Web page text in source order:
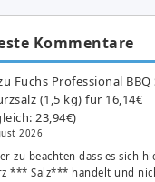
Kommentare
Fuchs Professional BBQ
(1,5 kg) für 16,14€
23,94€)
2026
zu beachten dass es sich
*** Salz*** handelt und